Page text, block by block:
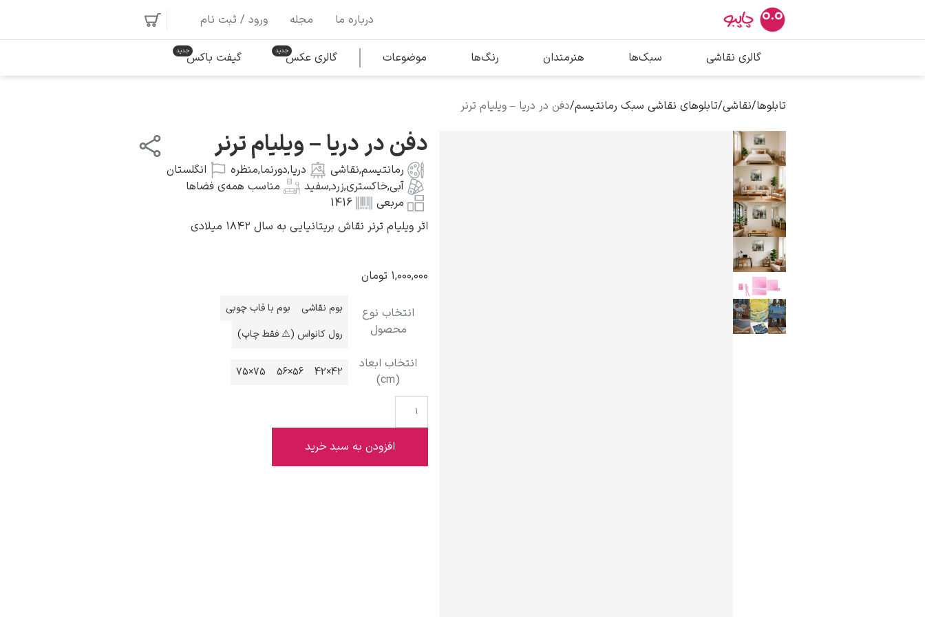
بیشترین جستجوها
پیکاسو
سالوادور دالی
محبوب‌ترین هنرمندان
درباره ما مجله ورود / ثبت نام
گالری نقاشی سبک‌ها هنرمندان رنگ‌ها موضوعات گالری عکس گیفت باکس
تابلوها/نقاشی/تابلوهای نقاشی سبک رمانتیسم/دفن در دریا – ویلیام ترنر
دفن در دریا – ویلیام ترنر
رمانتیسم,نقاشی دریا,دورنما,منظره
انگلستان
آبی,خاکستری,زرد,سفید
مناسب همه‌ی فضاها
مربعی
1416
اثر ویلیام ترنر نقاش بریتانیایی به سال ۱۸۴۲ میلادی
۱,۰۰۰,۰۰۰ تومان
انتخاب نوع
محصول
بوم نقاشی
بوم با قاب چوبی
رول کانواس (⚠️ فقط چاپ)
انتخاب ابعاد
(cm)
42×42
56×56
75×75
افزودن به سبد خرید